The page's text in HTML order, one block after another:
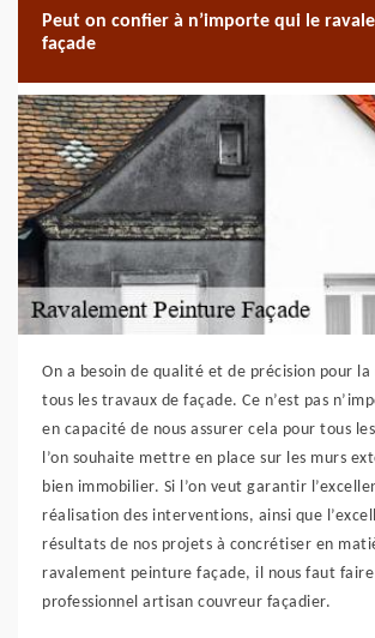
Peut on confier à n’importe qui le
façade
On a besoin de qualité et de précision pour
tous les travaux de façade. Ce n’est pas
en capacité de nous assurer cela pour tous
l’on souhaite mettre en place sur les murs
bien immobilier. Si l’on veut garantir
réalisation des interventions, ainsi que
résultats de nos projets à concrétiser en
ravalement peinture façade, il nous faut
professionnel artisan couvreur façadier.